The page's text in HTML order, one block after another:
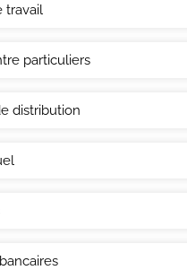
travail
particuliers
distribution